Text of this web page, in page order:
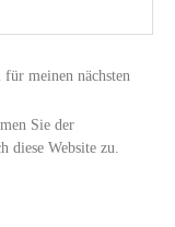
meinen nächsten
Sie der
diese Website zu.